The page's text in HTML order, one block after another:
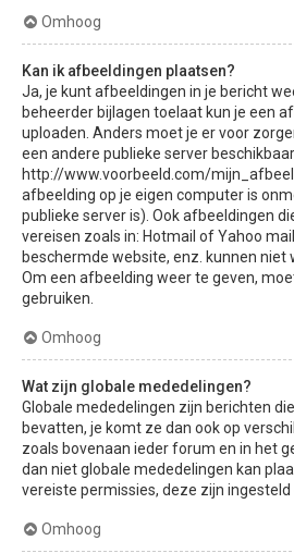
Omhoog
Kan ik afbeeldingen plaatsen?
Ja, je kunt afbeeldingen in je bericht
beheerder bijlagen toelaat kun je een
uploaden. Anders moet je er voor
een andere publieke server
http://www.voorbeeld.com/
afbeelding op je eigen computer is
publieke server is). Ook afbeeldingen
vereisen zoals in: Hotmail of Yahoo
beschermde website, enz. kunnen niet
Om een afbeelding weer te geven,
gebruiken.
Omhoog
Wat zijn globale mededelingen?
Globale mededelingen zijn berichten
bevatten, je komt ze dan ook op
zoals bovenaan ieder forum en in het
dan niet globale mededelingen kan
vereiste permissies, deze zijn ingesteld
Omhoog